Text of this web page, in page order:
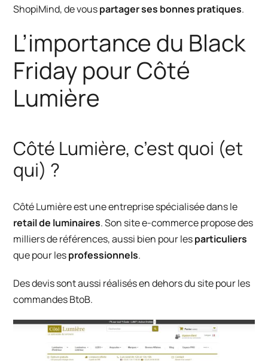
ShopiMind, de vouspartager ses bonnes pratiques.
L’importance du Black
Friday pour Côté
Lumière
Côté Lumière, c’est quoi (et
qui) ?
Côté Lumièreest une entreprise spécialisée dans le
retail de luminaires. Son site e-commerce propose des
milliers de références, aussi bien pour lesparticuliers
que pour lesprofessionnels.
Des devis sont aussi réalisés en dehors du site pour les
commandes BtoB.